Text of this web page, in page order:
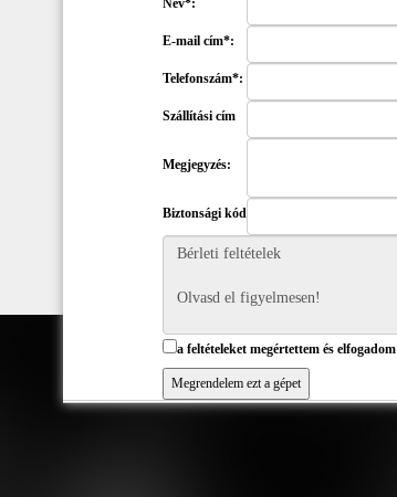
Név*:
E-mail cím*:
Telefonszám*:
Szállítási cím
Megjegyzés:
Biztonsági kód
a feltételeket megértettem és elfogadom